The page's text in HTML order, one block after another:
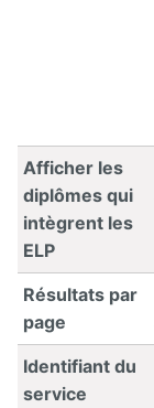
Afficher les
diplômes qui
intègrent les
ELP
Résultats par
page
Identifiant du
service